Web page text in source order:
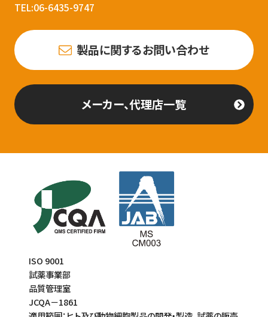
TEL:06-6435-9747
製品に関するお問い合わせ
メーカー、代理店一覧
ISO 9001
試薬事業部
品質管理室
JCQA－1861